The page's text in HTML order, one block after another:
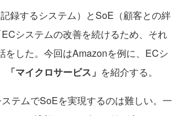
録するシステム）とSoE（顧客との絆
システムの改善を続けるため、それ
をした。今回はAmazonを例に、ECシ
「マイクロサービス」 を紹介する。
テムでSoEを実現するのは難しい。一